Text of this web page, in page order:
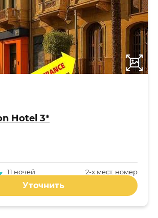
Hotel 3*
2-x мест. номер
11 ночей
Уточнить